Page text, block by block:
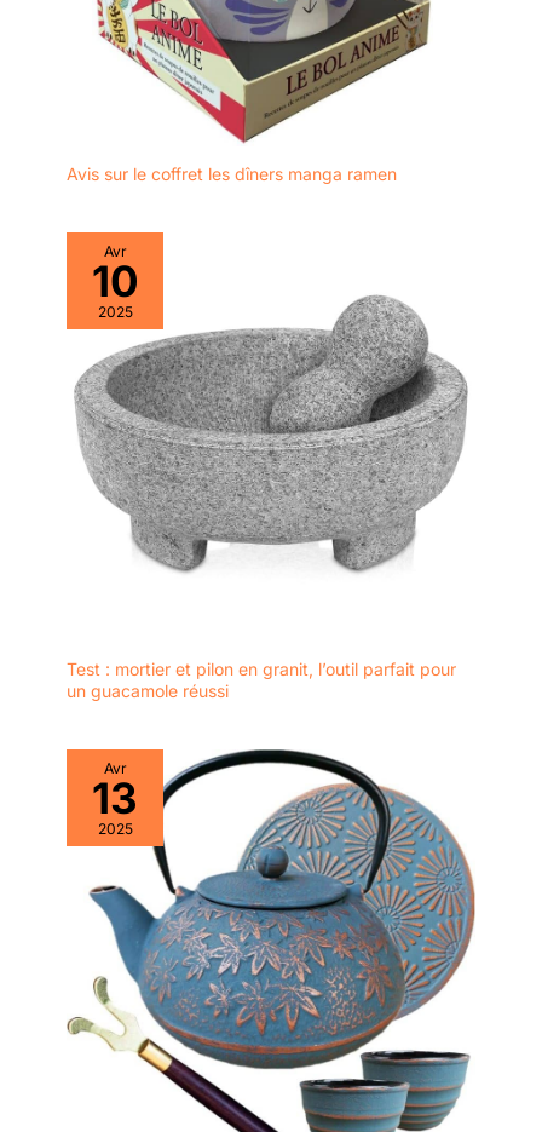
se faire plaisir.
EN
DIRECT D’ASIE - La
Chineuse est une
marque française qui
source et importe
des objets
asiatiques. Services à
recherchons les plus
belles idées cadeau
et décoration pour
agrémenter vos
intérieurs et faire
voyager vos proches.
Avis sur le coffret les dîners manga ramen
Avr
10
2025
Test : mortier et pilon en granit, l’outil parfait pour
un guacamole réussi
Avr
13
2025